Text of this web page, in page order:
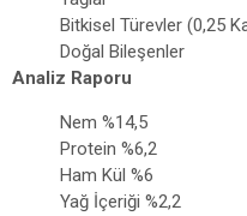
Bitkisel Türevler (0,25
Doğal Bileşenler
Analiz Raporu
Nem %14,5
Protein %6,2
Ham Kül %6
Yağ İçeriği %2,2